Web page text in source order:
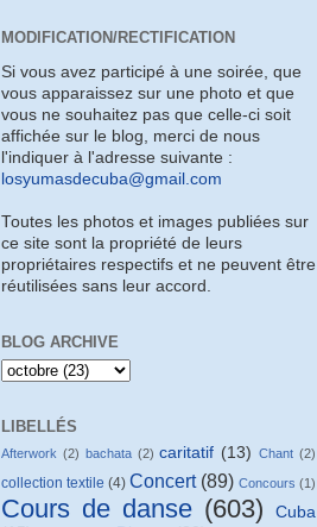
MODIFICATION/RECTIFICATION
Si vous avez participé à une soirée, que
vous apparaissez sur une photo et que
vous ne souhaitez pas que celle-ci soit
affichée sur le blog, merci de nous
l'indiquer à l'adresse suivante :
losyumasdecuba@gmail.com
Toutes les photos et images publiées sur
ce site sont la propriété de leurs
propriétaires respectifs et ne peuvent être
réutilisées sans leur accord.
BLOG ARCHIVE
LIBELLÉS
Afterwork (2) bachata (2) caritatif (13) Chant (2)
collection textile (4) Concert (89) Concours (1)
Cours de danse (603)
Cuba